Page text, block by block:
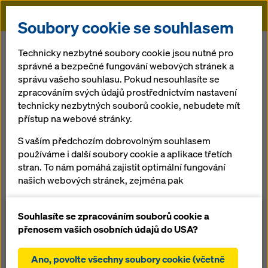
Doka
Výroba bednění
Zpět na přehled
Výroba bednění
Systémová bednění Doka pokrývají široké oblasti pro
aplikace bednění. Speciální okolnosti nebo požadavky
stavebního objektu ovšem často vyžadují speciální
opatření - zde pomáhá výroba bednění Doka, kde se
výsledek. Kombinace systémů Doka s individuálně
přizpůsobeným řešením znamená hospodárné
speciální bednění. Přesná výroba zaručí plynulou
montáž na místě.
Soubory cookie se souhlasem
Technicky nezbytné soubory cookie jsou nutné pro
správné a bezpečné fungování webových stránek a
správu vašeho souhlasu. Pokud nesouhlasíte se
zpracováním svých údajů prostřednictvím nastavení
technicky nezbytných souborů cookie, nebudete mít
přístup na webové stránky.
S vaším předchozím dobrovolným souhlasem
používáme i další soubory cookie a aplikace třetích
stran. To nám pomáhá zajistit optimální fungování
našich webových stránek, zejména pak
stránek (funkční a statistické soubory cookie),
usnadnění hladkého procesu nákupu při
statistické soubory cookie),
Souhlasíte se zpracováním souborů cookie a
přenosem vašich osobních údajů do USA?
Ano, povolte všechny soubory cookie (včetně